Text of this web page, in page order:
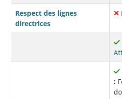
Respect des lignes
directrices
: